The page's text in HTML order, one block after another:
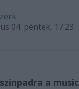
04. péntek, 17:23
a